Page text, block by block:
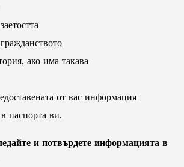
ако има такава
от вас информация
паспорта ви.
и потвърдете информацията в